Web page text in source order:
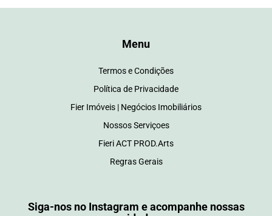
Menu
Termos e Condições
Política de Privacidade
Fier Imóveis | Negócios Imobiliários
Nossos Serviçoes
Fieri ACT PROD.Arts
Regras Gerais
Siga-nos no Instagram e acompanhe nossas